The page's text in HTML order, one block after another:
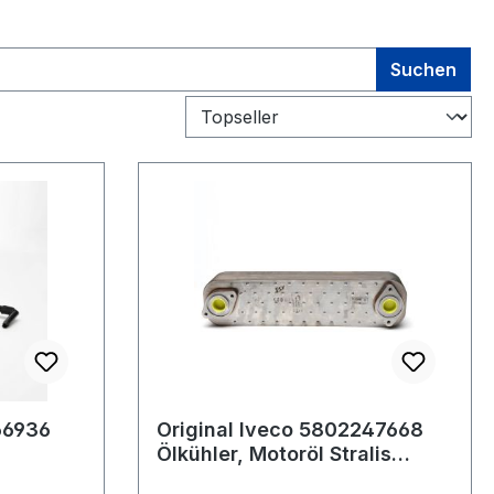
Suchen
Original Iveco 5802247668
Ölkühler, Motoröl Stralis